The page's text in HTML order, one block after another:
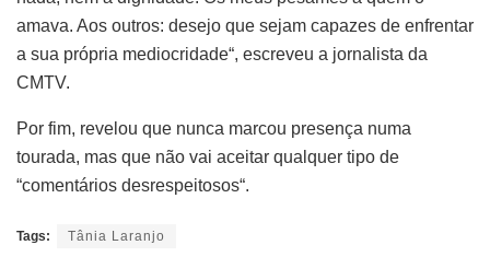
amava. Aos outros: desejo que sejam capazes de enfrentar
a sua própria mediocridade“, escreveu a jornalista da
CMTV.
Por fim, revelou que nunca marcou presença numa
tourada, mas que não vai aceitar qualquer tipo de
“comentários desrespeitosos“.
Tags: Tânia Laranjo